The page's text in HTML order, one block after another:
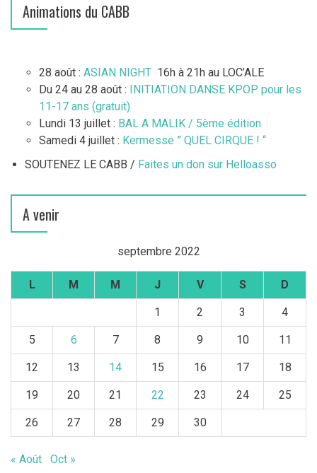
Animations du CABB
28 août : ASIAN NIGHT 16h à 21h au LOC’ALE
Du 24 au 28 août :
INITIATION DANSE KPOP pour les
11-17 ans (gratuit)
Lundi 13 juillet : BAL A MALIK / 5ème édition
Samedi 4 juillet : Kermesse ” QUEL CIRQUE ! “
SOUTENEZ LE CABB / Faites un don sur Helloasso
A venir
septembre 2022
L M M J V S D
1 2 3 4
5 6 7 8 9 10 11
12 13 14 15 16 17 18
19 20 21 22 23 24 25
26 27 28 29 30
« Août Oct »